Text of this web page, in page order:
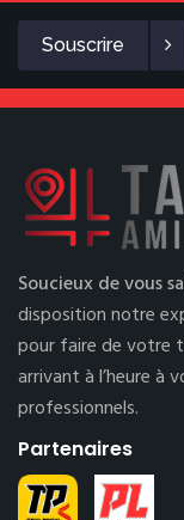
Souscrire
Soucieux de vous
disposition notre
pour faire de votre
arrivant à l’heure à
professionnels.
Partenaires